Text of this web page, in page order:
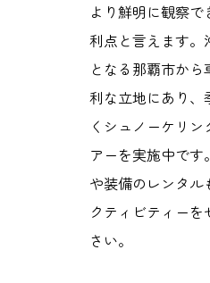
より鮮明に観察で
利点と言えます。
となる那覇市か
利な立地にあり、
くシュノーケリン
アーを実施中です
や装備のレンタル
クティビティー
さい。